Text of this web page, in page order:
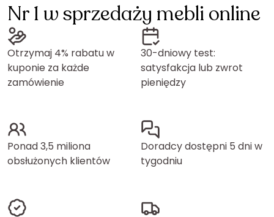
Nr 1 w sprzedaży mebli online
Otrzymaj 4% rabatu w
kuponie za każde
zamówienie
30-dniowy test:
satysfakcja lub zwrot
pieniędzy
Ponad 3,5 miliona
obsłużonych klientów
Doradcy dostępni 5 dni w
tygodniu